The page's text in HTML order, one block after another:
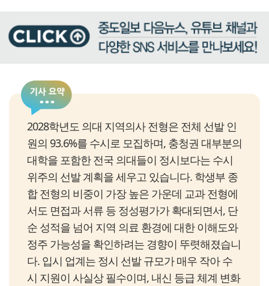
2028학년도 의대 지역의사 전형은 전체 선발 인
원의 93.6%를 수시로 모집하며, 충청권 대부분의
대학을 포함한 전국 의대들이 정시보다는 수시
위주의 선발 계획을 세우고 있습니다. 학생부 종
합 전형의 비중이 가장 높은 가운데 교과 전형에
서도 면접과 서류 등 정성평가가 확대되면서, 단
순 성적을 넘어 지역 의료 환경에 대한 이해도와
정주 가능성을 확인하려는 경향이 뚜렷해졌습니
다. 입시 업계는 정시 선발 규모가 매우 작아 수
시 지원이 사실상 필수이며, 내신 등급 체계 변화